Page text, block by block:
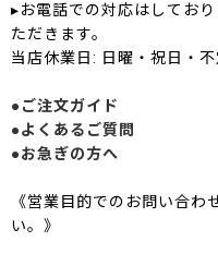
▸お電話での対応はしてお
ただきます。
当店休業日: 日曜・祝日・不
●ご注文ガイド
●よくあるご質問
●お急ぎの方へ
《営業目的でのお問い合わ
い。》